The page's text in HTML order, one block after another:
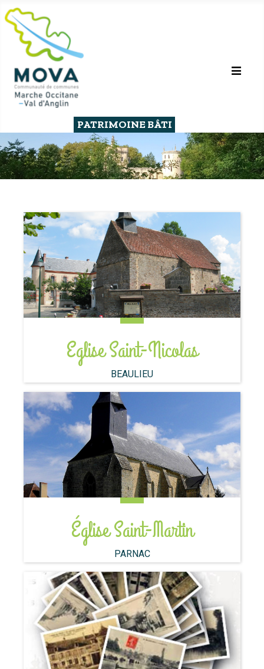
PATRIMOINE BÂTI
Eglise Saint-Nicolas
BEAULIEU
Église Saint-Martin
PARNAC